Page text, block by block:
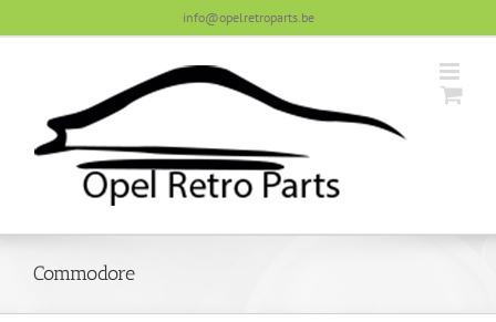
info@opelretroparts.be
Commodore